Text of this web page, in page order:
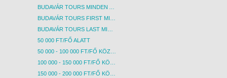
BUDAVÁR TOURS MINDEN AKCIÓS ÚT
BUDAVÁR TOURS FIRST MINUTE AKCIÓS UTAK
BUDAVÁR TOURS LAST MINUTE AKCIÓS UTAK
50 000 FT/FŐ ALATT
50 000 - 100 000 FT/FŐ KÖZÖTT
100 000 - 150 000 FT/FŐ KÖZÖTT
150 000 - 200 000 FT/FŐ KÖZÖTT